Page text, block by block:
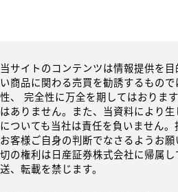
当サイトのコンテンツは情報提供を
い商品に関わる売買を勧誘するもの
性、 完全性に万全を期してはおりま
はありません。また、当資料により
についても当社は責任を負いません。
お客様ご自身の判断でなさるようお
切の権利は日産証券株式会社に帰属
送、転載を禁じます。